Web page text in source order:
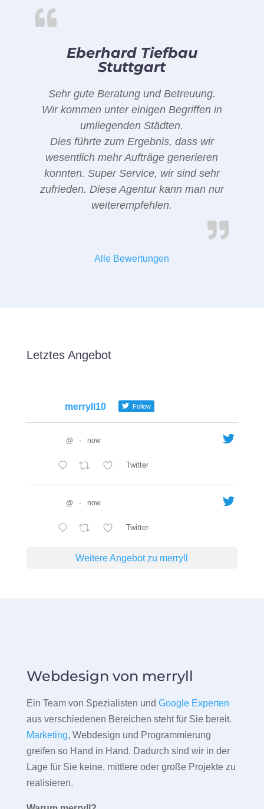
Eberhard Tiefbau
Stuttgart
Sehr gute Beratung und Betreuung.
Wir kommen unter einigen Begriffen in
umliegenden Städten.
Dies führte zum Ergebnis, dass wir
wesentlich mehr Aufträge generieren
konnten. Super Service, wir sind sehr
zufrieden. Diese Agentur kann man nur
weiterempfehlen.
Alle Bewertungen
Letztes Angebot
merryll10 Follow
@ · now
Twitter
@ · now
Twitter
Weitere Angebot zu merryll
Webdesign von merryll
Ein Team von Spezialisten und Google Experten
aus verschiedenen Bereichen steht für Sie bereit.
Marketing, Webdesign und Programmierung
greifen so Hand in Hand. Dadurch sind wir in der
Lage für Sie keine, mittlere oder große Projekte zu
realisieren.